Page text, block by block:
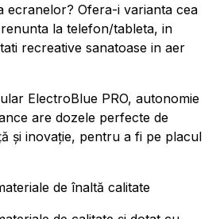
ecranelor? Ofera-i varianta cea
la telefon/tableta, in
recreative sanatoase in aer
ElectroBlue PRO, autonomie
are dozele perfecte de
și inovație, pentru a fi pe placul
de înaltă calitate